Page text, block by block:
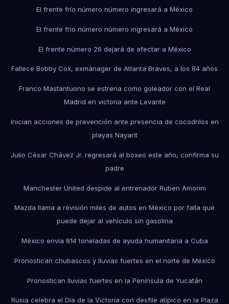
El frente frío número número ingresará a México
El frente frío número número ingresará a México
El frente número 26 dejará de afectar a México
Fallece Bobby Cox, exmánager de Atlanta Braves, a los 84 años
Franco Mastantuono se estrena como goleador con el Real
Madrid en victoria ante Levante
Inician acciones de prevención ante presencia de cocodrilos en
playas Nayarit
Julio César Chávez Jr. regresará al boxeo este año, confirma su
padre
Manchester United despide al entrenador Ruben Amorim
Mazda llama a revisión miles de autos en México por falla que
puede dejar al vehículo sin gasolina
México envía 814 toneladas de ayuda humanitaria a Cuba
Pronostican chubascos y lluvias fuertes en el norte de México
Pronostican lluvias fuertes en la Península de Yucatán
Rusia celebra el Día de la Victoria con desfile atípico en la Plaza